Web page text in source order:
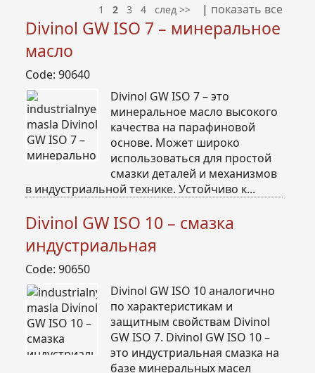
1 2 3 4 след >> | показать все
Divinol GW ISO 7 – минеральное
масло
Code: 90640
Divinol GW ISO 7 – это
минеральное масло высокого
качества на парафиновой
основе. Может широко
использоваться для простой
смазки деталей и механизмов
в индустриальной технике. Устойчиво к...
Divinol GW ISO 10 – смазка
индустриальная
Code: 90650
Divinol GW ISO 10 аналогично
по характеристикам и
защитным свойствам Divinol
GW ISO 7. Divinol GW ISO 10 –
это индустриальная смазка на
базе минеральных масел